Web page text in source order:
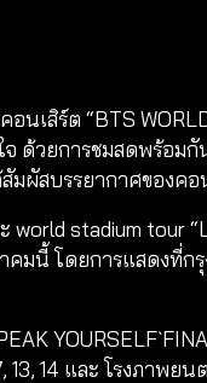
สิร์ต “BTS
ด้วยการชมสดพร้อม
ผัสบรรยากาศของค
stadium tour
มนี้ โดยการแสดงที่
YOURSELF`
13, 14 และ โรงภาพ